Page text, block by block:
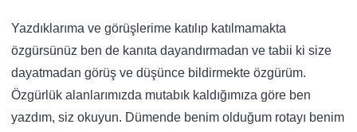
Yazdıklarıma ve görüşlerime katılıp katılmamakta
özgürsünüz ben de kanıta dayandırmadan ve tabii ki size
dayatmadan görüş ve düşünce bildirmekte özgürüm.
Özgürlük alanlarımızda mutabık kaldığımıza göre ben
yazdım, siz okuyun. Dümende benim olduğum rotayı benim